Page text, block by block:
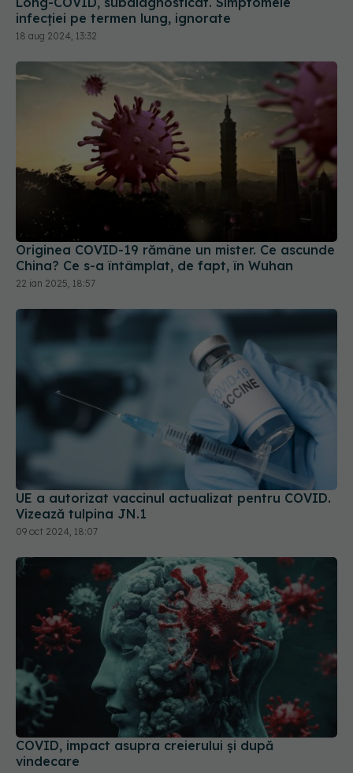
Originea COVID-19 rămâne un mister. Ce ascunde
China? Ce s-a întâmplat, de fapt, în Wuhan
22 ian 2025, 18:57
UE a autorizat vaccinul actualizat pentru COVID.
COVID, impact asupra creierului și după
vindecare
18 dec 2025, 20:59